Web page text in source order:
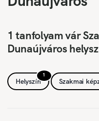
1 tanfolyam vár
Dunaújváros
1
Helyszín Szakmai